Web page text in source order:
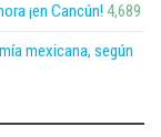
¡en Cancún! 4,689
mexicana, según